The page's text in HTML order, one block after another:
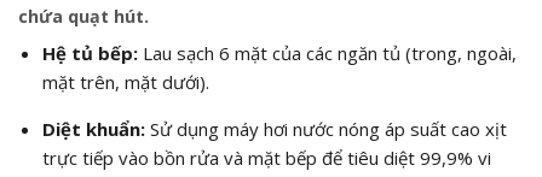
chứa quạt hút.
Hệ tủ bếp:Lau sạch 6 mặt của các ngăn tủ (trong, ngoài,
mặt trên, mặt dưới).
Diệt khuẩn:Sử dụng máy hơi nước nóng áp suất cao xịt
trực tiếp vào bồn rửa và mặt bếp để tiêu diệt 99,9% vi